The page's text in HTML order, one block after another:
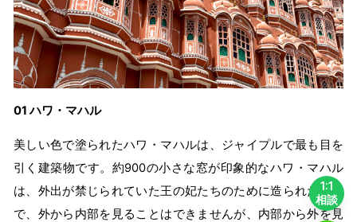
1:1
相談
01 ハワ・マハル
美しい色で塗られたハワ・マハルは、ジャイプルで最も目を
引く建築物です。約900の小さな窓が印象的なハワ・マハル
は、外出が禁じられていた王の妃たちのために造られた建物
で、外から内部を見ることはできませんが、内部から外を見